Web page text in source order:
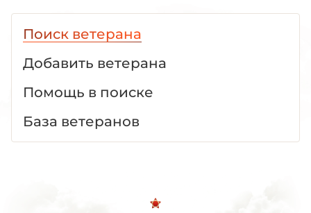
Поиск ветерана
Добавить ветерана
Помощь в поиске
База ветеранов